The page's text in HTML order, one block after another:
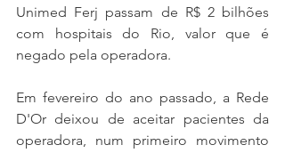
Unimed Ferj passam de R$ 2 bilhões
com hospitais do Rio, valor que é
negado pela operadora.
Em fevereiro do ano passado, a Rede
D'Or deixou de aceitar pacientes da
operadora, num primeiro movimento